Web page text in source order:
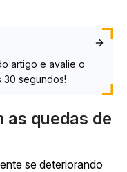
artigo e avalie o
30 segundos!
as quedas de
se deteriorando